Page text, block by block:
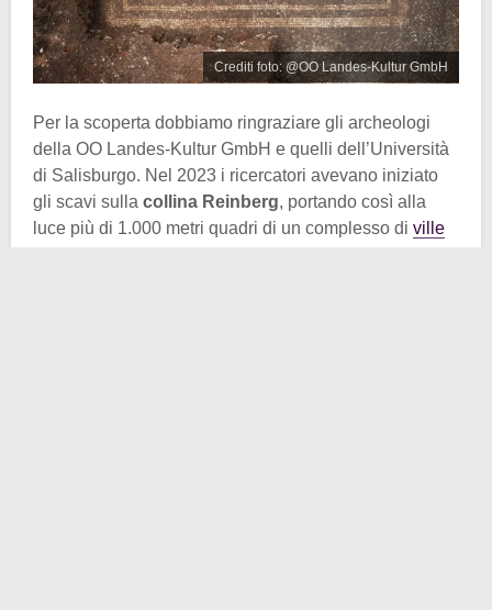
Crediti foto: @OO Landes-Kultur GmbH
Per la scoperta dobbiamo ringraziare gli archeologi
della OO Landes-Kultur GmbH e quelli dell’Università
di Salisburgo. Nel 2023 i ricercatori avevano iniziato
gli scavi sulla collina Reinberg, portando così alla
luce più di 1.000 metri quadri di un complesso di ville